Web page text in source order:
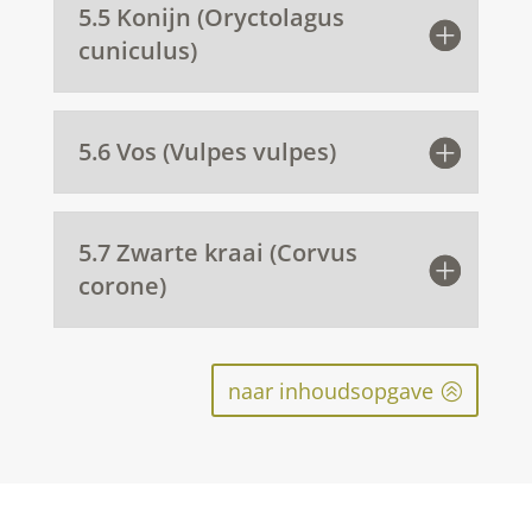
5.5 Konijn (Oryctolagus
cuniculus)
5.6 Vos (Vulpes vulpes)
5.7 Zwarte kraai (Corvus
corone)
naar inhoudsopgave